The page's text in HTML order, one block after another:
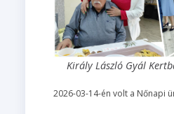
Király László Gyál
2026-03-14-én volt a Nőnapi